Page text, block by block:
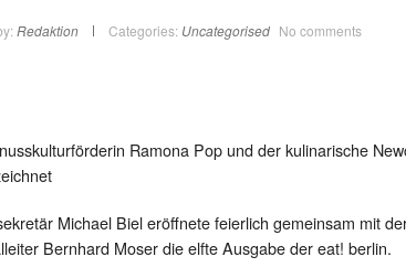
Redaktion Categories: Uncategorised No comments
Ramona Pop und der kulinarische
Michael Biel eröffnete feierlich gemeinsam mit
Bernhard Moser die elfte Ausgabe der eat! berlin.